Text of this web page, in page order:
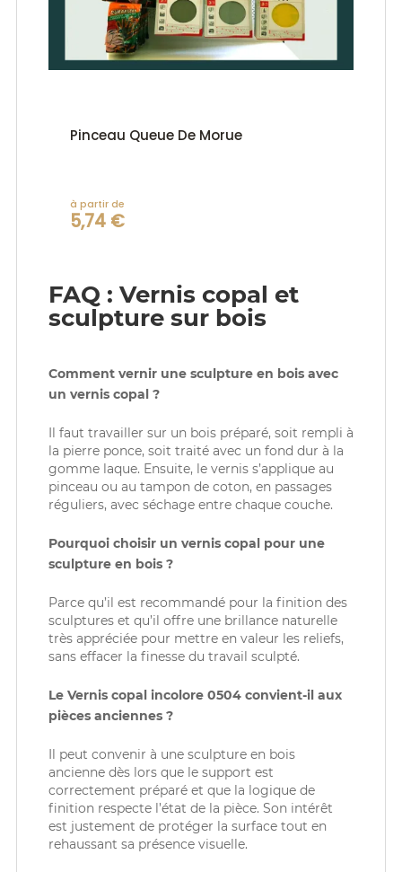
Pinceau Queue De Morue
à partir de
5,74 €
FAQ : Vernis copal et
sculpture sur bois
Comment vernir une sculpture en bois avec
un vernis copal ?
Il faut travailler sur un bois préparé, soit rempli à
la pierre ponce, soit traité avec un fond dur à la
gomme laque. Ensuite, le vernis s’applique au
pinceau ou au tampon de coton, en passages
réguliers, avec séchage entre chaque couche.
Pourquoi choisir un vernis copal pour une
sculpture en bois ?
Parce qu’il est recommandé pour la finition des
sculptures et qu’il offre une brillance naturelle
très appréciée pour mettre en valeur les reliefs,
sans effacer la finesse du travail sculpté.
Le Vernis copal incolore 0504 convient-il aux
pièces anciennes ?
Il peut convenir à une sculpture en bois
ancienne dès lors que le support est
correctement préparé et que la logique de
finition respecte l’état de la pièce. Son intérêt
est justement de protéger la surface tout en
rehaussant sa présence visuelle.